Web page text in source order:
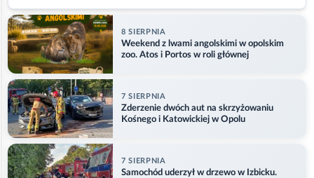
8 SIERPNIA
Weekend z lwami angolskimi w opolskim
zoo. Atos i Portos w roli głównej
7 SIERPNIA
Zderzenie dwóch aut na skrzyżowaniu
Kośnego i Katowickiej w Opolu
7 SIERPNIA
Samochód uderzył w drzewo w Izbicku.